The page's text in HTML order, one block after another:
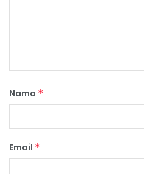
Nama *
Email *